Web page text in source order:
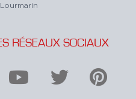
RÉSEAUX SOCIAUX